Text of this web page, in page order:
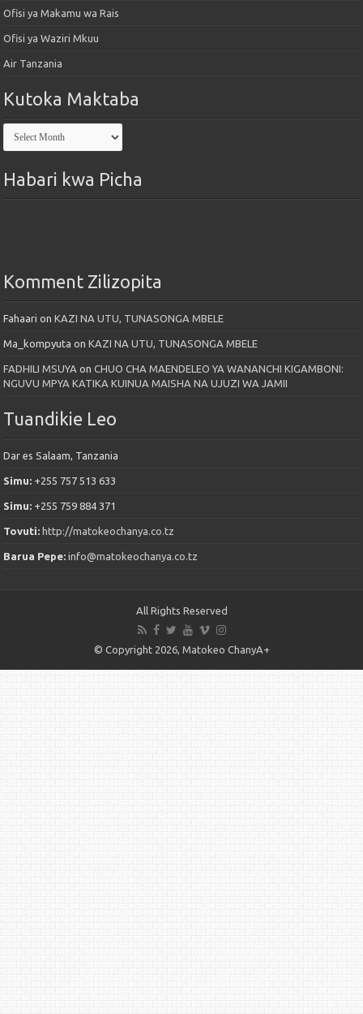
Ofisi ya Makamu wa Rais
Ofisi ya Waziri Mkuu
Air Tanzania
Kutoka Maktaba
Kutoka
Maktaba
Habari kwa Picha
Komment Zilizopita
Fahaari onKAZI NA UTU, TUNASONGA MBELE
Ma_kompyuta onKAZI NA UTU, TUNASONGA MBELE
FADHILI MSUYA onCHUO CHA MAENDELEO YA WANANCHI KIGAMBONI:
NGUVU MPYA KATIKA KUINUA MAISHA NA UJUZI WA JAMII
Tuandikie Leo
Dar es Salaam, Tanzania
Simu: +255 757 513 633
Simu: +255 759 884 371
Tovuti: http://matokeochanya.co.tz
Barua Pepe:info@matokeochanya.co.tz
All Rights Reserved
© Copyright 2026, Matokeo ChanyA+